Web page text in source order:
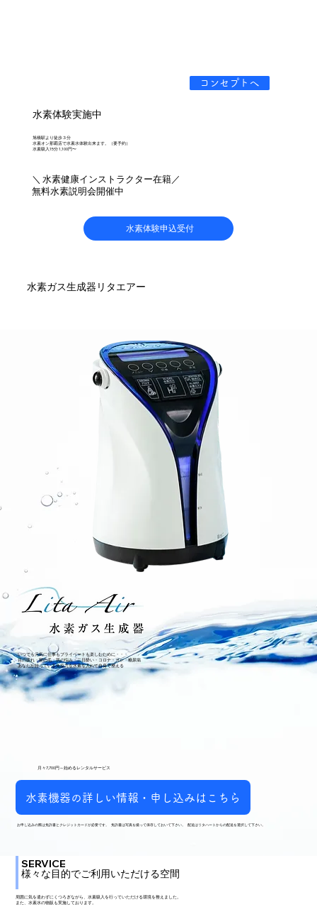
コンセプトへ
SERVICE
様々な目的でご利用いただける空間
周囲に気を遣わずにくつろぎながら、水素吸入を行っていただける環境を整えました。
また、水素水の物販も実施しております。
水素ガス生成器リタエアー
いつでも元気に仕事もプライベートも楽しむために・・・
目の疲れ・髪の毛・肌の悩み・二日酔い・コロナ・ガン・糖尿病
あなたが持っている免疫力を水素を入れて自身で整える
月々7,700円～始めるレンタルサービス
水素機器の詳しい情報・申し込みはこちら
お申し込みの際は免許書とクレジットカードが必要です。 免許書は写真を撮って保存しておいて下さい。 配送はリタハートからの配送を選択して下さい。
水素体験申込受付
＼ 水素健康インストラクター在籍／
無料水素説明会開催中
水素体験実施中
旭橋駅より徒歩３分
水素オン那覇店で水素水体験出来ます。（要予約）
水素吸入15分 1,100円〜